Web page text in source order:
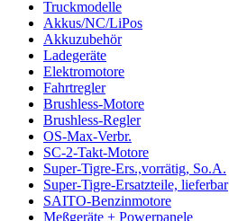
Truckmodelle
Akkus/NC/LiPos
Akkuzubehör
Ladegeräte
Elektromotore
Fahrtregler
Brushless-Motore
Brushless-Regler
OS-Max-Verbr.
SC-2-Takt-Motore
Super-Tigre-Ers.,vorrätig, So.A.
Super-Tigre-Ersatzteile, lieferbar
SAITO-Benzinmotore
Meßgeräte + Powerpanele